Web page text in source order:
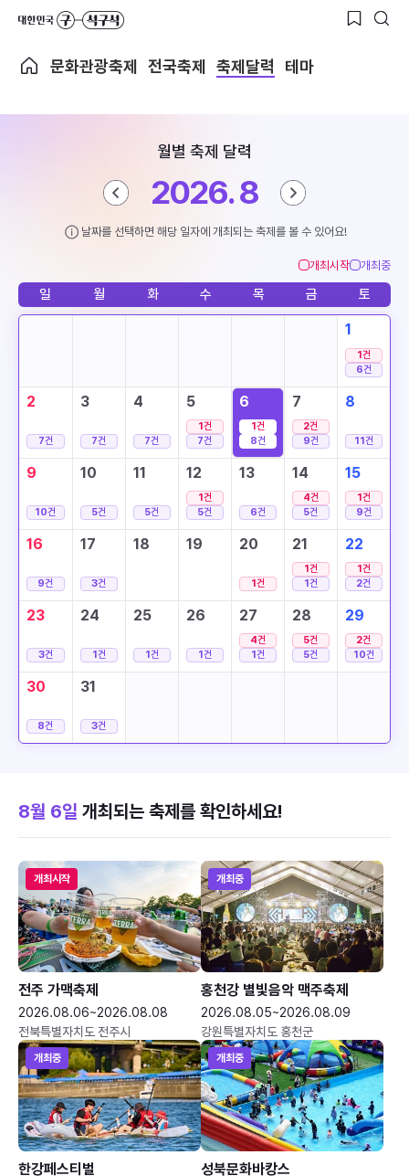
문화관광축제 전국축제 축제달력 테마
월별 축제 달력
2026. 8
날짜를 선택하면 해당 일자에 개최되는 축제를 볼 수 있어요!
개최시작 개최중
일 월 화 수 목 금 토
1
1건
6건
2
7건
3
7건
4
7건
5
1건
7건
6
1건
8건
7
2건
9건
8
11건
9
10건
10
5건
11
5건
12
1건
5건
13
6건
14
4건
5건
15
1건
9건
16
9건
17
3건
18 19 20
1건
21
1건
1건
22
1건
2건
23
3건
24
1건
25
1건
26
1건
27
4건
1건
28
5건
5건
29
2건
10건
30
8건
31
3건
8월 6일 개최되는 축제를 확인하세요!
개최시작
전주 가맥축제
2026.08.06~2026.08.08
전북특별자치도 전주시
개최중
홍천강 별빛음악 맥주축제
2026.08.05~2026.08.09
강원특별자치도 홍천군
개최중
한강페스티벌
개최중
성북문화바캉스